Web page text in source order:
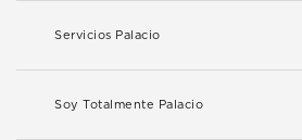
Servicios Palacio
Soy Totalmente Palacio